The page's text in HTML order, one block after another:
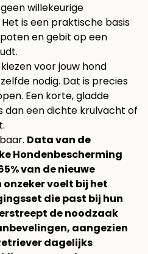
willekeurige
is een praktische basis
en gebit op een
voor jouw hond
nodig. Dat is precies
Een korte, gladde
een dichte krulvacht of
Data van de
Hondenbescherming
van de nieuwe
voelt bij het
die past bij hun
de noodzaak
aangezien
dagelijks